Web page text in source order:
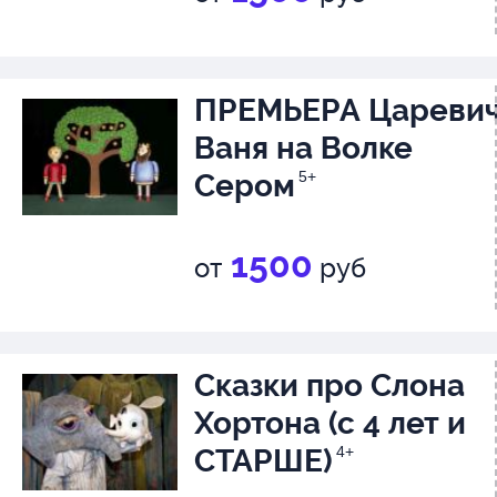
от возраста и занимаемого
ПРЕМЬЕРА
Ваня на Волке
Сером 5+
от 1500 руб
Сказки про Слона
Хортона (с 4 лет и
СТАРШЕ) 4+